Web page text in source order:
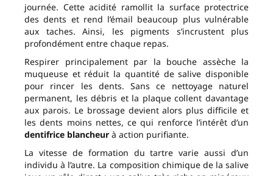
journée. Cette acidité ramollit la surface protectrice
des dents et rend l’émail beaucoup plus vulnérable
aux taches. Ainsi, les pigments s’incrustent plus
profondément entre chaque repas.
Respirer principalement par la bouche assèche la
muqueuse et réduit la quantité de salive disponible
pour rincer les dents. Sans ce nettoyage naturel
permanent, les débris et la plaque collent davantage
aux parois. Le brossage devient alors plus difficile et
les dents moins nettes, ce qui renforce l’intérêt d’un
dentifrice blancheur à action purifiante.
La vitesse de formation du tartre varie aussi d’un
individu à l’autre. La composition chimique de la salive